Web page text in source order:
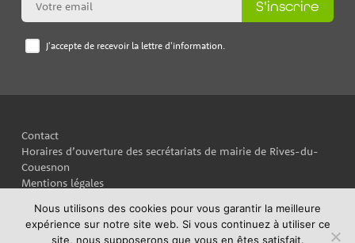
J'accepte de recevoir la lettre d'information.
S'inscrire
Contact
Horaires d’ouverture des secrétariats de mairie de Rives-du-
Couesnon
Mentions légales
Politique de confidentialité
Nous utilisons des cookies pour vous garantir la meilleure
expérience sur notre site web. Si vous continuez à utiliser ce
site, nous supposerons que vous en êtes satisfait.